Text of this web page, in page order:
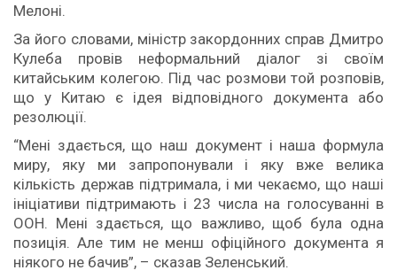
Мелоні.
За його словами, міністр закордонних справ Дмитро
Кулеба провів неформальний діалог зі своїм
китайським колегою. Під час розмови той розповів,
що у Китаю є ідея відповідного документа або
резолюції.
“Мені здається, що наш документ і наша формула
миру, яку ми запропонували і яку вже велика
кількість держав підтримала, і ми чекаємо, що наші
ініціативи підтримають і 23 числа на голосуванні в
ООН. Мені здається, що важливо, щоб була одна
позиція. Але тим не менш офіційного документа я
ніякого не бачив”, – сказав Зеленський.